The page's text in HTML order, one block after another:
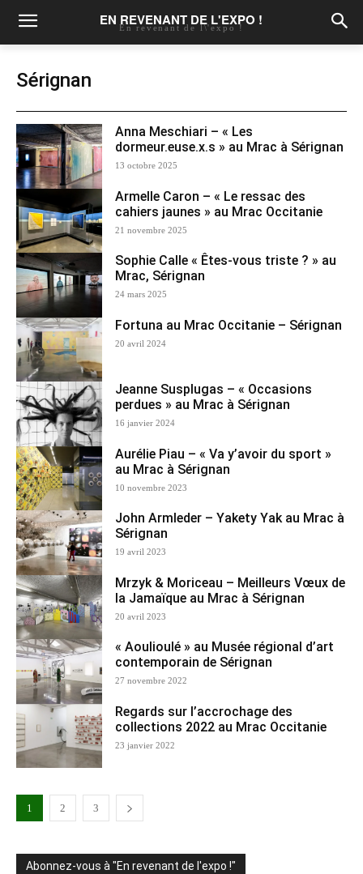
EN REVENANT DE L'EXPO !
En revenant de l\'expo !
Sérignan
Anna Meschiari – « Les
dormeur.euse.x.s » au Mrac à Sérignan
13 octobre 2025
Armelle Caron – « Le ressac des
cahiers jaunes » au Mrac Occitanie
21 novembre 2025
Sophie Calle « Êtes-vous triste ? » au
Mrac, Sérignan
24 mars 2025
Fortuna au Mrac Occitanie – Sérignan
20 avril 2024
Jeanne Susplugas – « Occasions
perdues » au Mrac à Sérignan
16 janvier 2024
Aurélie Piau – « Va y’avoir du sport »
au Mrac à Sérignan
10 novembre 2023
John Armleder – Yakety Yak au Mrac à
Sérignan
19 avril 2023
Mrzyk & Moriceau – Meilleurs Vœux de
la Jamaïque au Mrac à Sérignan
20 avril 2023
« Aoulioulé » au Musée régional d’art
contemporain de Sérignan
27 novembre 2022
Regards sur l’accrochage des
collections 2022 au Mrac Occitanie
23 janvier 2022
1 2 3
Abonnez-vous à "En revenant de l'expo !"